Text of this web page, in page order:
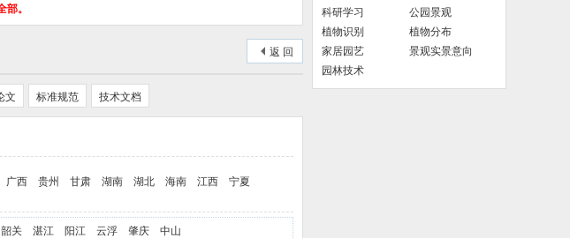
。
返 回
文 标准规范 技术文档
广西 贵州 甘肃 湖南 湖北 海南 江西
宁夏
韶关 湛江 阳江 云浮 肇庆
中山
科研学习
公园景观
植物识别
植物分布
家居园艺
景观实景意向
园林技术